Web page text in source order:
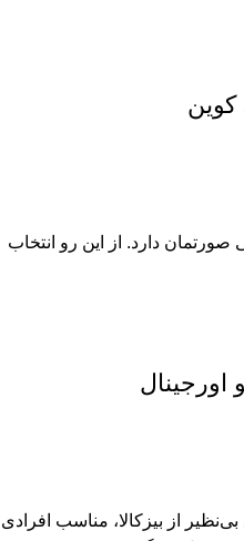
صورتمان دارد. از این رو انتخاب
اورجینال
از بیزکالا، مناسب افرادی